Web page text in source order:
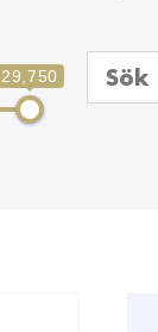
29,750